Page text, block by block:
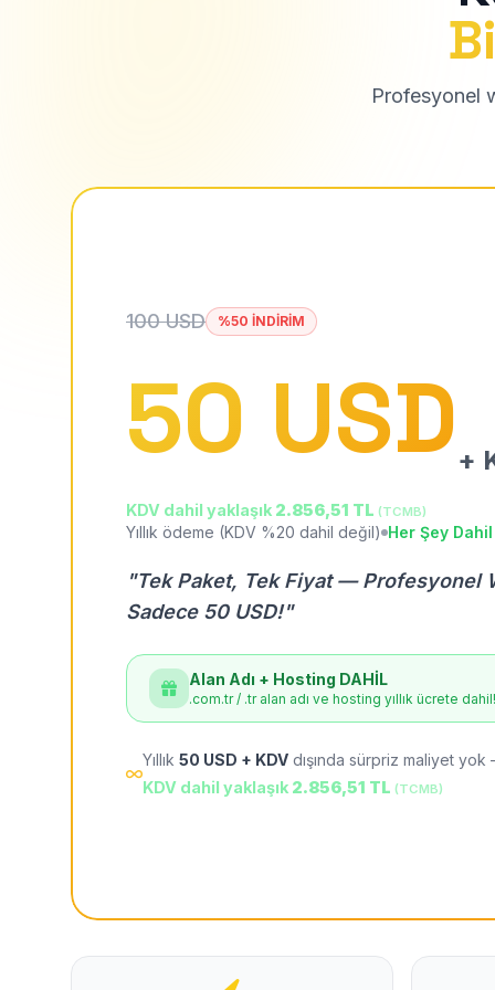
Profesyonel
100 USD %50 İNDİRİM
50 USD +
KDV dahil yaklaşık 2.856,51 TL (TCMB)
Yıllık ödeme (KDV %20 dahil değil) Her Şey Dahil
"Tek Paket, Tek Fiyat — Profesyonel
Sadece 50 USD!"
Alan Adı + Hosting DAHİL
.com.tr / .tr alan adı ve hosting yıllık ücrete dahil!
Yıllık 50 USD + KDV dışında sürpriz maliyet
KDV dahil yaklaşık 2.856,51 TL (TCMB)